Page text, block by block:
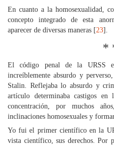
En cuanto a la homosexualidad,
concepto integrado de esta
aparecer de diversas maneras [23].
*
El código penal de la URSS
increíblemente absurdo y
Stalin. Reflejaba lo absurdo y
artículo determinaba castigos
concentración, por muchos
inclinaciones homosexuales y
Yo fui el primer científico en la
vista científico, sus derechos. Por